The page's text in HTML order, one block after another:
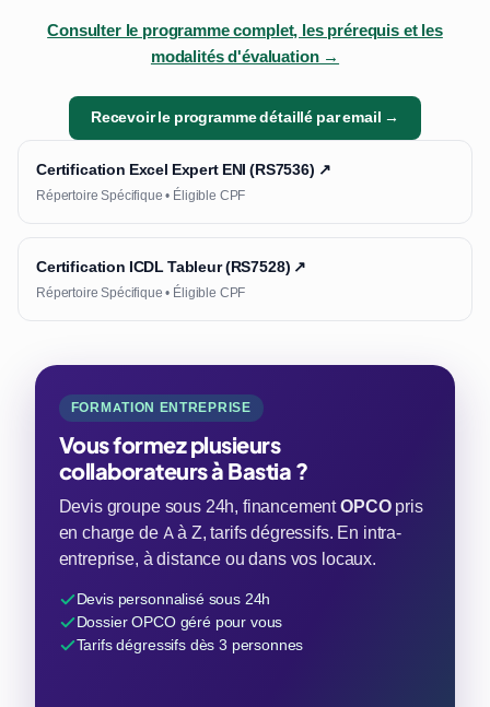
Consulter le programme complet, les prérequis et les
modalités d'évaluation →
Recevoir le programme détaillé par email →
Certification Excel Expert ENI (RS7536) ↗
Répertoire Spécifique • Éligible CPF
Certification ICDL Tableur (RS7528) ↗
Répertoire Spécifique • Éligible CPF
FORMATION ENTREPRISE
Vous formez plusieurs
collaborateurs à Bastia ?
Devis groupe sous 24h, financementOPCOpris
en charge de A à Z, tarifs dégressifs. En intra-
entreprise, à distance ou dans vos locaux.
Devis personnalisé sous 24h
Dossier OPCO géré pour vous
Tarifs dégressifs dès 3 personnes